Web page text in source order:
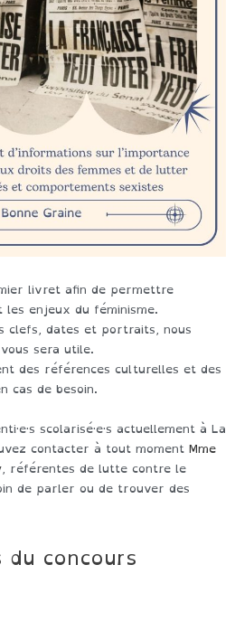
livret afin de permettre
les enjeux du féminisme.
clefs, dates et portraits, nous
sera utile.
des références culturelles et des
cas de besoin.
scolarisé·e·s actuellement à La
contacter à tout moment Mme
, référentes de lutte contre le
de parler ou de trouver des
du concours